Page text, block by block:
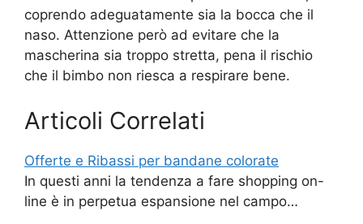
coprendo adeguatamente sia la bocca che il
naso. Attenzione però ad evitare che la
mascherina sia troppo stretta, pena il rischio
che il bimbo non riesca a respirare bene.
Articoli Correlati
Offerte e Ribassi per bandane colorate
In questi anni la tendenza a fare shopping on-
line è in perpetua espansione nel campo…